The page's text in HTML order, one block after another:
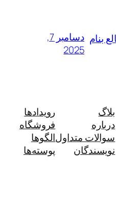
بنام
دسامبر 7,
2025
بلاگ
درباره
سوالات متداول
نویسندگان
رویدادها
فروشگاه
الگوها
پوسته‌ها